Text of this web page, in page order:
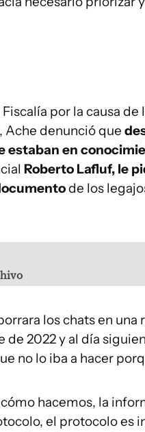
por la causa
Ache denunció que
en
Roberto Lafluf, le
de los
los chats en una
de 2022 y al día
no lo iba a hacer
hacemos, la
el protocolo es